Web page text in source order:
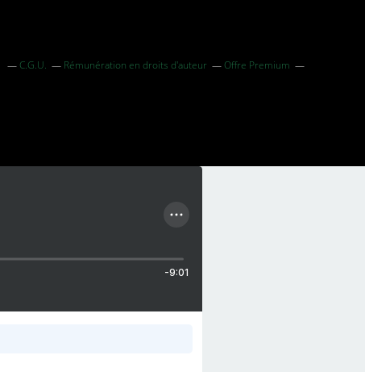
C.G.U. Rémunération en droits d'auteur
Offre Premium
-9:01